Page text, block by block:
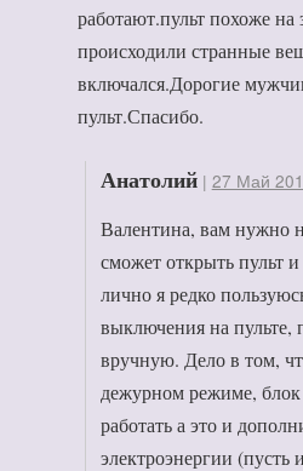
работают.пульт похоже
происходили странные
включался.Дорогие
пульт.Спасибо.
Анатолий | 27 Май
Валентина, вам нужно
сможет открыть пульт
лично я редко
выключения на пульте,
вручную. Дело в том,
дежурном режиме,
работать а это и
электроэнергии (пусть